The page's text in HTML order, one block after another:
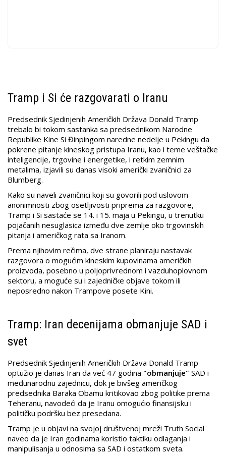
Tramp i Si će razgovarati o Iranu
Predsednik Sjedinjenih Američkih Država Donald Tramp
trebalo bi tokom sastanka sa predsednikom Narodne
Republike Kine Si Đinpingom naredne nedelje u Pekingu da
pokrene pitanje kineskog pristupa Iranu, kao i teme veštačke
inteligencije, trgovine i energetike, i retkim zemnim
metalima, izjavili su danas visoki američki zvaničnici za
Blumberg.
Kako su naveli zvaničnici koji su govorili pod uslovom
anonimnosti zbog osetljivosti priprema za razgovore,
Tramp i Si sastaće se 14. i 15. maja u Pekingu, u trenutku
pojačanih nesuglasica između dve zemlje oko trgovinskih
pitanja i američkog rata sa Iranom.
Prema njihovim rečima, dve strane planiraju nastavak
razgovora o mogućim kineskim kupovinama američkih
proizvoda, posebno u poljoprivrednom i vazduhoplovnom
sektoru, a moguće su i zajedničke objave tokom ili
neposredno nakon Trampove posete Kini.
Tramp: Iran decenijama obmanjuje SAD i
svet
Predsednik Sjedinjenih Američkih Država Donald Tramp
optužio je danas Iran da već 47 godina "obmanjuje" SAD i
međunarodnu zajednicu, dok je bivšeg američkog
predsednika Baraka Obamu kritikovao zbog politike prema
Teheranu, navodeći da je Iranu omogućio finansijsku i
političku podršku bez presedana.
Tramp je u objavi na svojoj društvenoj mreži Truth Social
naveo da je Iran godinama koristio taktiku odlaganja i
manipulisanja u odnosima sa SAD i ostatkom sveta.